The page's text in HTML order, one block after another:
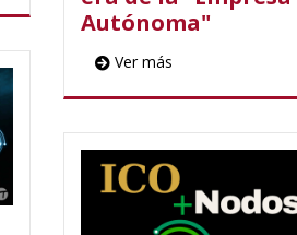
Autónoma"
Ver más